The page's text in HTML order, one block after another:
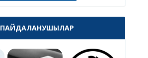
ПАЙДАЛАНУШЫЛАР